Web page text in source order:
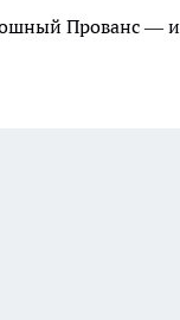
Прованс — и